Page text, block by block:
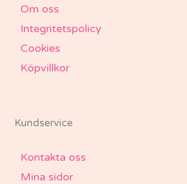
Om oss
Integritetspolicy
Cookies
Köpvillkor
Kundservice
Kontakta oss
Mina sidor